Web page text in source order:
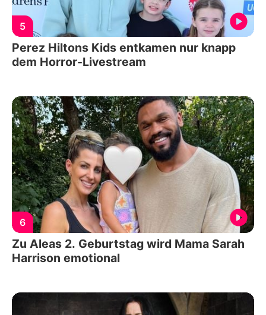
5
Perez Hiltons Kids entkamen nur knapp
dem Horror-Livestream
6
Zu Aleas 2. Geburtstag wird Mama Sarah
Harrison emotional